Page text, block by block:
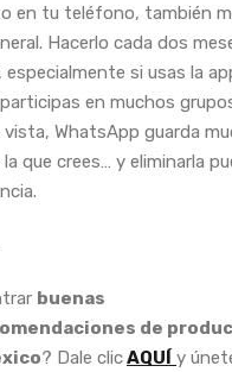
en tu teléfono, también
Hacerlo cada dos
si usas la
en muchos
vista, WhatsApp guarda
que crees… y eliminarla
buenas
de
? Dale clicAQUÍ y